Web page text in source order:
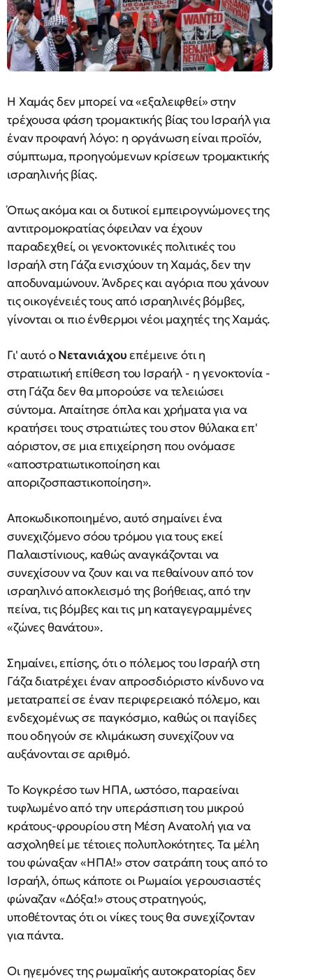
Η Χαμάς δεν μπορεί να «εξαλειφθεί» στην
τρέχουσα φάση τρομακτικής βίας του Ισραήλ για
έναν προφανή λόγο: η οργάνωση είναι προϊόν,
σύμπτωμα, προηγούμενων κρίσεων τρομακτικής
ισραηλινής βίας.
Όπως ακόμα και οι δυτικοί εμπειρογνώμονες της
αντιτρομοκρατίας όφειλαν να έχουν
παραδεχθεί, οι γενοκτονικές πολιτικές του
Ισραήλ στη Γάζα ενισχύουν τη Χαμάς, δεν την
αποδυναμώνουν. Άνδρες και αγόρια που χάνουν
τις οικογένειές τους από ισραηλινές βόμβες,
γίνονται οι πιο ένθερμοι νέοι μαχητές της Χαμάς.
Γι' αυτό οΝετανιάχουεπέμεινε ότι η
στρατιωτική επίθεση του Ισραήλ - η γενοκτονία -
στη Γάζα δεν θα μπορούσε να τελειώσει
σύντομα. Απαίτησε όπλα και χρήματα για να
κρατήσει τους στρατιώτες του στον θύλακα επ'
αόριστον, σε μια επιχείρηση που ονόμασε
«αποστρατιωτικοποίηση και
αποριζοσπαστικοποίηση».
Αποκωδικοποιημένο, αυτό σημαίνει ένα
συνεχιζόμενο σόου τρόμου για τους εκεί
Παλαιστίνιους, καθώς αναγκάζονται να
συνεχίσουν να ζουν και να πεθαίνουν από τον
ισραηλινό αποκλεισμό της βοήθειας, από την
πείνα, τις βόμβες και τις μη καταγεγραμμένες
«ζώνες θανάτου».
Σημαίνει, επίσης, ότι ο πόλεμος του Ισραήλ στη
Γάζα διατρέχει έναν απροσδιόριστο κίνδυνο να
μετατραπεί σε έναν περιφερειακό πόλεμο, και
ενδεχομένως σε παγκόσμιο, καθώς οι παγίδες
που οδηγούν σε κλιμάκωση συνεχίζουν να
αυξάνονται σε αριθμό.
Το Κογκρέσο των ΗΠΑ, ωστόσο, παραείναι
τυφλωμένο από την υπεράσπιση του μικρού
κράτους-φρουρίου στη Μέση Ανατολή για να
ασχοληθεί με τέτοιες πολυπλοκότητες. Τα μέλη
του φώναξαν «ΗΠΑ!» στον σατράπη τους από το
Ισραήλ, όπως κάποτε οι Ρωμαίοι γερουσιαστές
φώναζαν «Δόξα!» στους στρατηγούς,
υποθέτοντας ότι οι νίκες τους θα συνεχίζονταν
για πάντα.
Οι ηγεμόνες της ρωμαϊκής αυτοκρατορίας δεν